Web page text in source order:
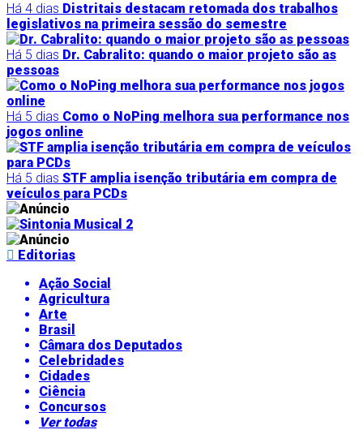
Há 4 dias Distritais destacam retomada dos trabalhos
legislativos na primeira sessão do semestre
Há 5 dias Dr. Cabralito: quando o maior projeto são as
pessoas
Há 5 dias Como o NoPing melhora sua performance nos
jogos online
Há 5 dias STF amplia isenção tributária em compra de
veículos para PCDs
Editorias
Ação Social
Agricultura
Arte
Brasil
Câmara dos Deputados
Celebridades
Cidades
Ciência
Concursos
Ver todas